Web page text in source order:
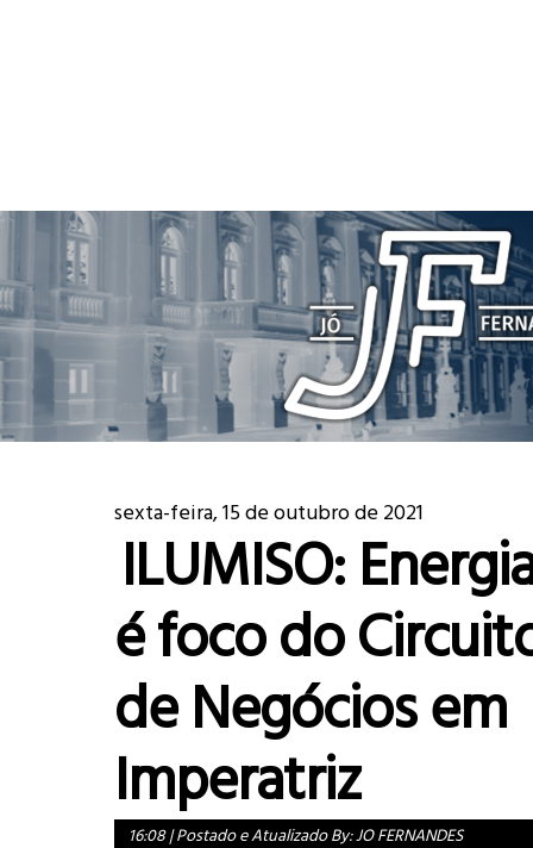
sexta-feira, 15 de outubro de 2021
ILUMISO:
é foco do
de Negócios em
Imperatriz
16:08|Postado e Atualizado By:JO FERNANDES